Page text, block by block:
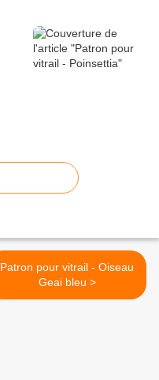
Patron pour vitrail - Oiseau
Geai bleu >